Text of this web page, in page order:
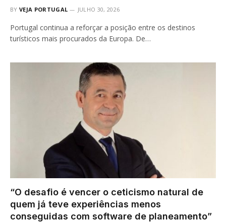
BY VEJA PORTUGAL JULHO 30, 2026
Portugal continua a reforçar a posição entre os destinos
turísticos mais procurados da Europa. De…
“O desafio é vencer o ceticismo natural de
quem já teve experiências menos
conseguidas com software de planeamento”